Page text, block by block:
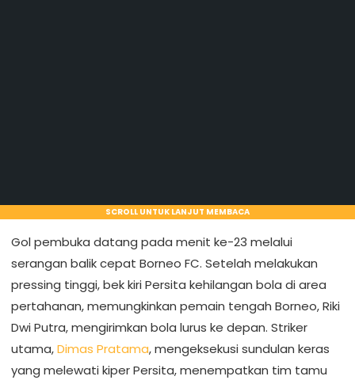
SCROLL UNTUK LANJUT MEMBACA
Gol pembuka datang pada menit ke-23 melalui
serangan balik cepat Borneo FC. Setelah melakukan
pressing tinggi, bek kiri Persita kehilangan bola di area
pertahanan, memungkinkan pemain tengah Borneo, Riki
Dwi Putra, mengirimkan bola lurus ke depan. Striker
utama,Dimas Pratama, mengeksekusi sundulan keras
yang melewati kiper Persita, menempatkan tim tamu